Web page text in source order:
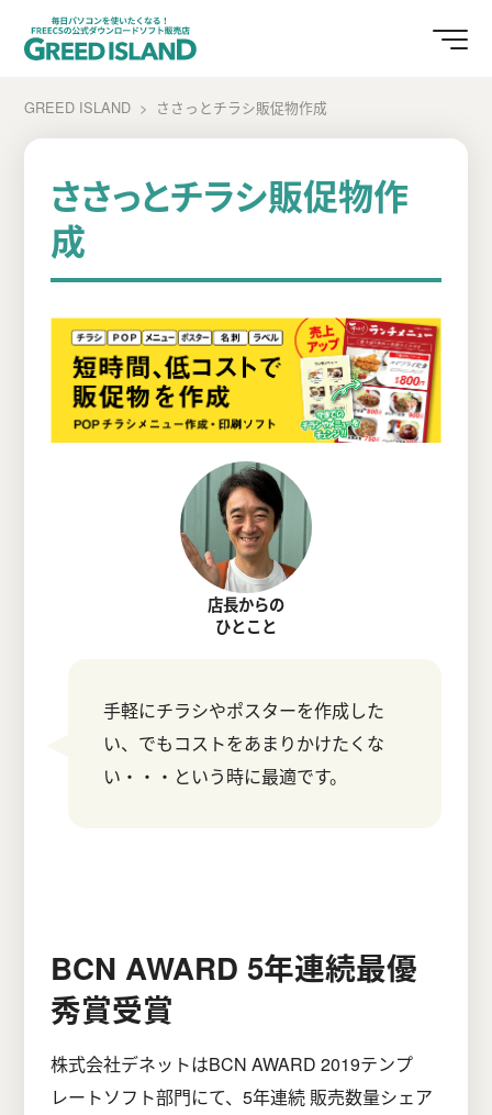
GREED ISLAND ささっとチラシ販促物作成
ささっとチラシ販促物作
成
店長からの
ひとこと
手軽にチラシやポスターを作成した
い、でもコストをあまりかけたくな
い・・・という時に最適です。
BCN AWARD 5年連続最優
秀賞受賞
株式会社デネットはBCN AWARD 2019テンプ
レートソフト部門にて、5年連続 販売数量シェア